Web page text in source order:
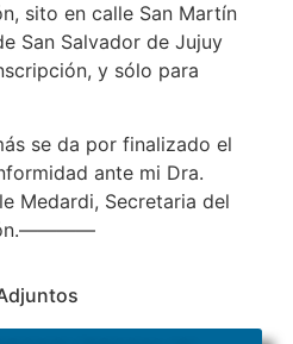
sito en calle San Martín
San Salvador de Jujuy
y sólo para
se da por finalizado el
ante mi Dra.
Medardi, Secretaria del